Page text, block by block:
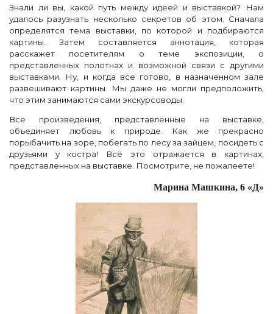
Знали ли вы, какой путь между идеей и выставкой? Нам
удалось разузнать несколько секретов об этом. Сначала
определятся тема выставки, по которой и подбираются
картины. Затем составляется аннотация, которая
расскажет посетителям о теме экспозиции, о
представленных полотнах и возможной связи с другими
выставками. Ну, и когда все готово, в назначенном зале
развешивают картины. Мы даже не могли предположить,
что этим занимаются сами экскурсоводы.
Все произведения, представленные на выставке,
объединяет любовь к природе. Как же прекрасно
порыбачить на зоре, побегать по лесу за зайцем, посидеть с
друзьями у костра! Всё это отражается в картинах,
представленных на выставке. Посмотрите, не пожалеете!
Марина Машкина, 6 «Д»